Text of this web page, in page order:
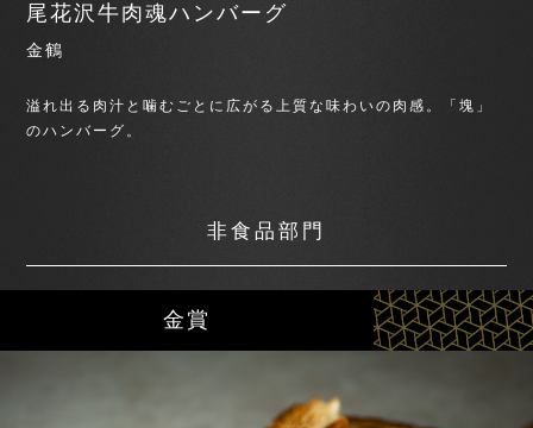
尾花沢牛肉魂ハンバーグ
金鶴
溢れ出る肉汁と噛むごとに広がる上質な味わいの肉感。「塊」
のハンバーグ。
非食品部門
金賞